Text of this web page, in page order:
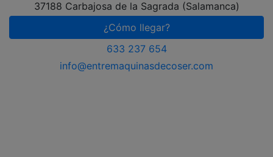
37188 Carbajosa de la Sagrada (Salamanca)
¿Cómo llegar?
633 237 654
info@entremaquinasdecoser.com